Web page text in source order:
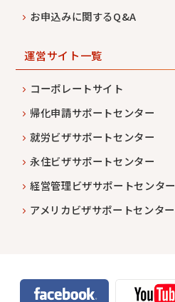
お申込みに関するQ&A
運営サイト一覧
コーポレートサイト
帰化申請サポートセンター
就労ビザサポートセンター
永住ビザサポートセンター
経営管理ビザサポートセンター
アメリカビザサポートセンター